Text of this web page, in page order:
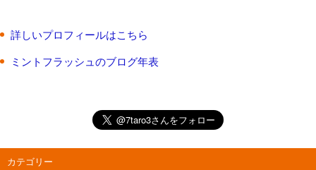
詳しいプロフィールはこちら
ミントフラッシュのブログ年表
カテゴリー